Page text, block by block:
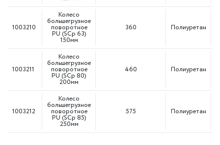
1003210
Колесо
большегрузное
поворотное
PU (SCp 63)
150мм
360 Полиуретан
1003211
Колесо
большегрузное
поворотное
PU (SCp 80)
200мм
460 Полиуретан
1003212
Колесо
большегрузное
поворотное
PU (SCp 85)
250мм
575 Полиуретан